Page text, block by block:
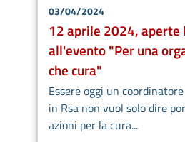
03/04/2024
12 aprile 2024, aperte
all'evento "Per una
che cura"
Essere oggi un
in Rsa non vuol solo dire
azioni per la cura...